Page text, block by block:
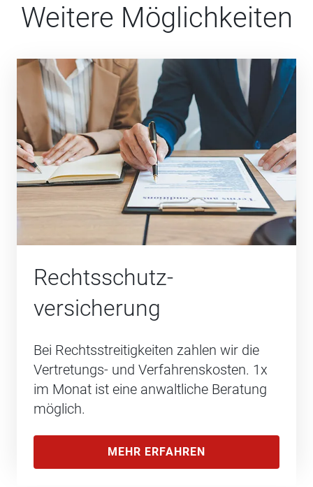
Weitere Möglichkeiten
Rechtsschutz­
versicherung
Bei Rechtsstreitigkeiten zahlen wir die
Vertretungs- und Verfahrenskosten. 1x
im Monat ist eine anwaltliche Beratung
möglich.
MEHR ERFAHREN